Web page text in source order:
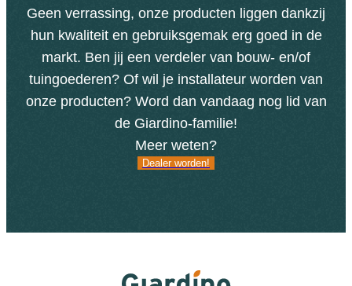
Geen verrassing, onze producten liggen dankzij
hun kwaliteit en gebruiksgemak erg goed in de
markt. Ben jij een verdeler van bouw- en/of
tuingoederen? Of wil je installateur worden van
onze producten? Word dan vandaag nog lid van
de Giardino-familie!
Meer weten?
Dealer worden!
Dealer worden!